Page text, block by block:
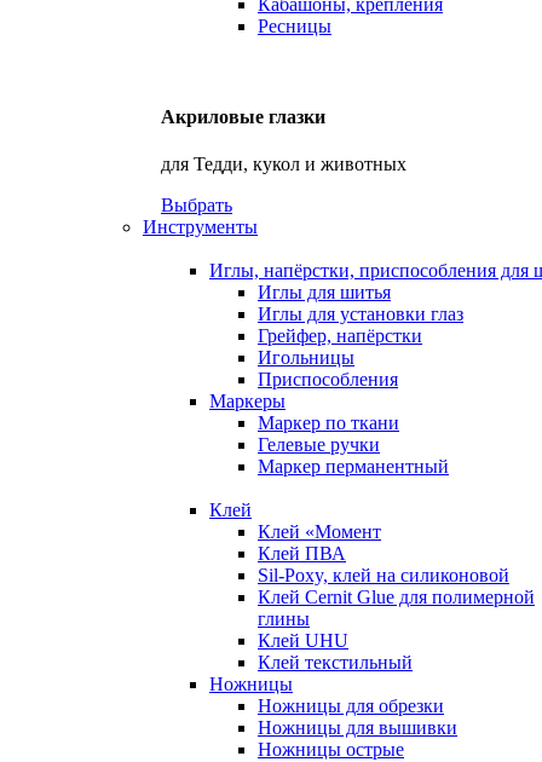
Ресницы
Акриловые глазки
для Тедди, кукол и животных
Выбрать
Инструменты
Иглы, напёрстки, приспособления для
Иглы для шитья
Иглы для установки глаз
Грейфер, напёрстки
Игольницы
Приспособления
Маркеры
Маркер по ткани
Гелевые ручки
Маркер перманентный
Клей
Клей «Момент
Клей ПВА
Sil-Poxy, клей на силиконовой
Клей Cernit Glue для полимерной
глины
Клей UHU
Клей текстильный
Ножницы
Ножницы для обрезки
Ножницы для вышивки
Ножницы острые